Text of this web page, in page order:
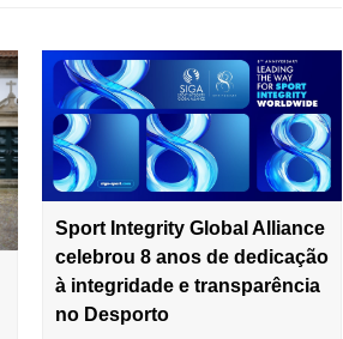
Sport Integrity Global Alliance
celebrou 8 anos de dedicação
à integridade e transparência
no Desporto